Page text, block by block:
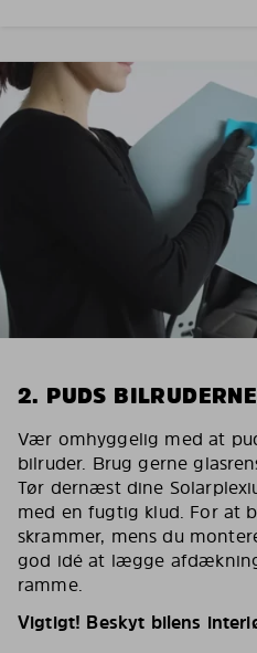
2. PUDS BILRUDERNE
Vær omhyggelig med at
bilruder. Brug gerne
Tør dernæst dine
med en fugtig klud. For at
skrammer, mens du
god idé at lægge
ramme.
Vigtigt! Beskyt bilens